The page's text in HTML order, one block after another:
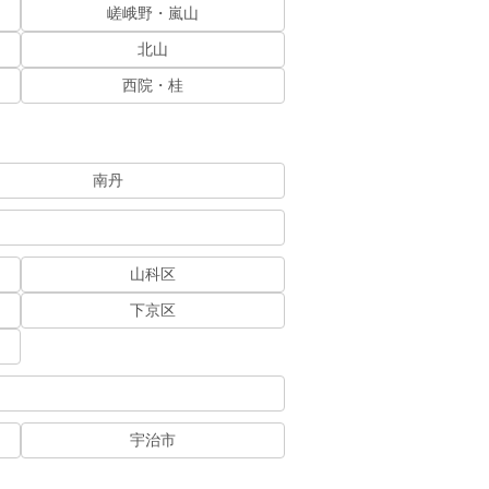
嵯峨野・嵐山
北山
西院・桂
南丹
山科区
下京区
宇治市